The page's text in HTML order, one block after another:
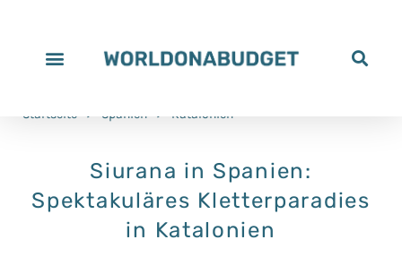
Startseite > Spanien > Katalonien
Siurana in Spanien:
Spektakuläres Kletterparadies
in Katalonien